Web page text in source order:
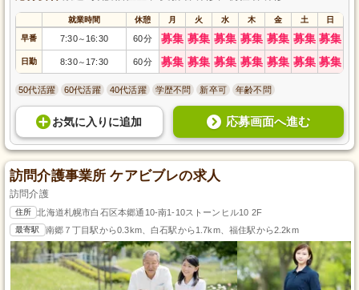
就業時間 休憩 月 火 水 木 金 土 日
早番 7:30～ 16:30 60分 募集 募集 募集 募集 募集 募集 募集
日勤 8:30～ 17:30 60分 募集 募集 募集 募集 募集 募集 募集
50代活躍 60代活躍 40代活躍 学歴不問 新卒可 年齢不問
お気に入り に追加 応募画面へ進む
訪問介護事業所 ケアビブレの求人
訪問介護
住所 北海道札幌市白石区本郷通10-南1-10ストーンヒル10 2F
最寄駅 南郷７丁目駅から0.3km、白石駅から1.7km、福住駅から2.2km